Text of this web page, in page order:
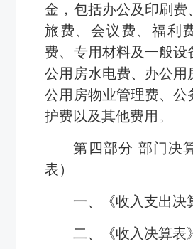
金，包括办公及印刷费
旅费、会议费、福利
费、专用材料及一般设
公用房水电费、办公用
公用房物业管理费、公
护费以及其他费用。
第四部分 部门决
表）
一、《收入支出决
二、《收入决算表》